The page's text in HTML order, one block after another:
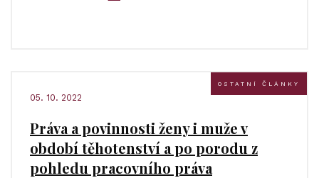
OSTATNÍ ČLÁNKY
05. 10. 2022
Práva a povinnosti ženy i muže v
období těhotenství a po porodu z
pohledu pracovního práva